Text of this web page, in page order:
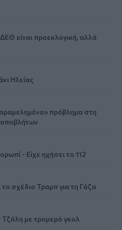
είναι προεκλογική, αλλά
Ηλείας
πρόβλημα στη
αποβλήτων
- Είχε ηχήσει το 112
σχέδιο Τραμπ για τη Γάζα
με τρομερό γκολ